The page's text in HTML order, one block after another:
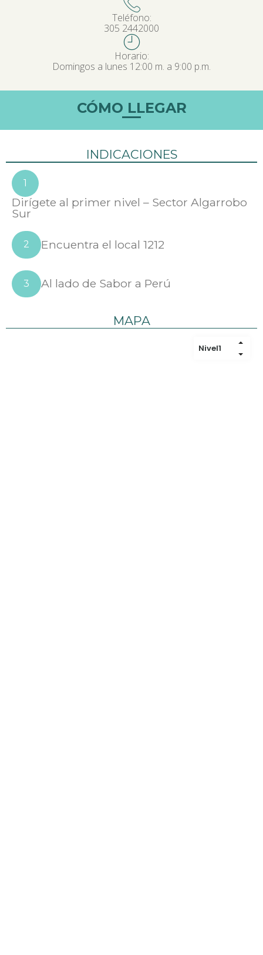
Teléfono:
305 2442000
Horario:
Domingos a lunes 12:00 m. a 9:00 p.m.
CÓMO LLEGAR
INDICACIONES
1
Dirígete al primer nivel – Sector Algarrobo
Sur
2 Encuentra el local 1212
3 Al lado de Sabor a Perú
MAPA